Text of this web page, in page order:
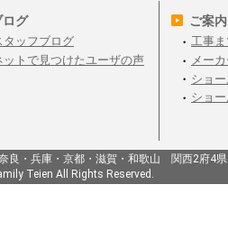
ログ
タッフブログ
ットで見つけたユーザの声
ご案内
工事
メー
ショ
ショ
良・兵庫・京都・滋賀・和歌山 関西2府4県
Teien All Rights Reserved.